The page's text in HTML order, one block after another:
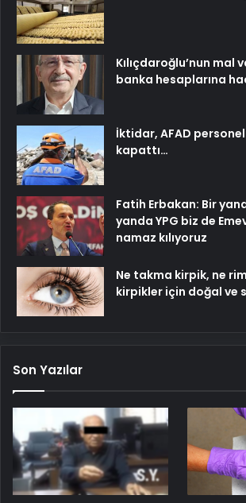
Kılıçdaroğlu’nun mal
banka hesaplarına
İktidar, AFAD
kapattı…
Fatih Erbakan: Bir
yanda YPG biz de
namaz kılıyoruz
Ne takma kirpik, ne
kirpikler için doğal ve
Son Yazılar